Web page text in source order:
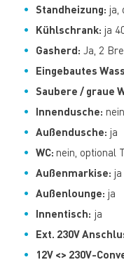
Standheizung: ja,
Kühlschrank: ja
Gasherd: Ja, 2
Eingebautes
Saubere / graue
Innendusche: nein
Außendusche: ja
WC: nein, optional
Außenmarkise: ja
Außenlounge: ja
Innentisch: ja
Ext. 230V
12V <> 230V-